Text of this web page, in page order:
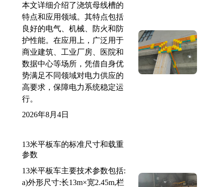
本文详细介绍了浇筑母线槽的
特点和应用领域。其特点包括
良好的电气、机械、防火和防
护性能。在应用上，广泛用于
商业建筑、工业厂房、医院和
数据中心等场所，凭借自身优
势满足不同领域对电力供应的
高要求，保障电力系统稳定运
行。
2026年8月4日
13米平板车的标准尺寸和载重
参数
13米平板车主要技术参数包括:
a)外形尺寸:长13m×宽2.45m,栏